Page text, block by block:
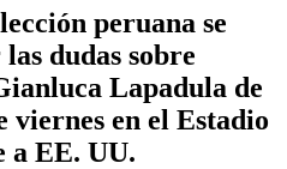
peruana se
dudas sobre
Lapadula de
viernes en el Estadio
a EE. UU.